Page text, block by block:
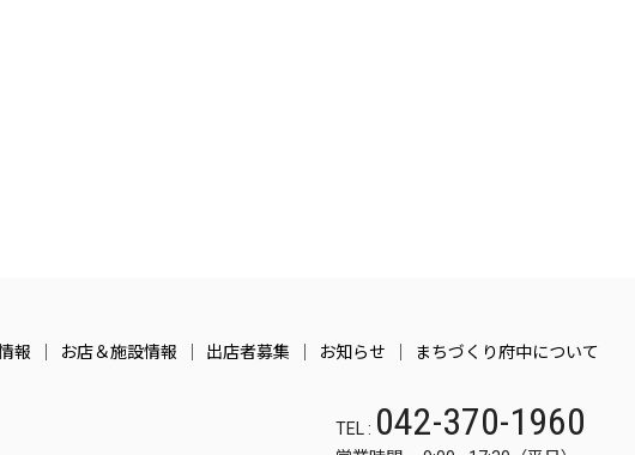
報 お店＆施設情報 出店者募集 お知らせ まちづくり府中について
TEL : 042-370-1960